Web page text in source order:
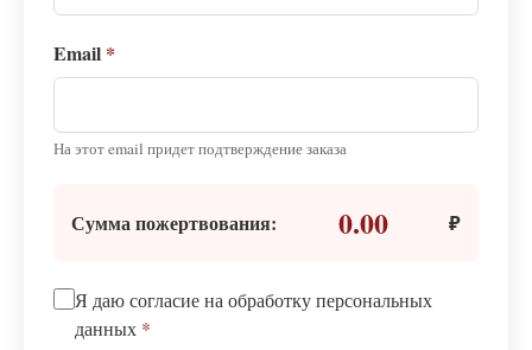
Email *
На этот email придет подтверждение заказа
Сумма пожертвования: 0.00 ₽
Я даю согласие на обработку персональных
данных *